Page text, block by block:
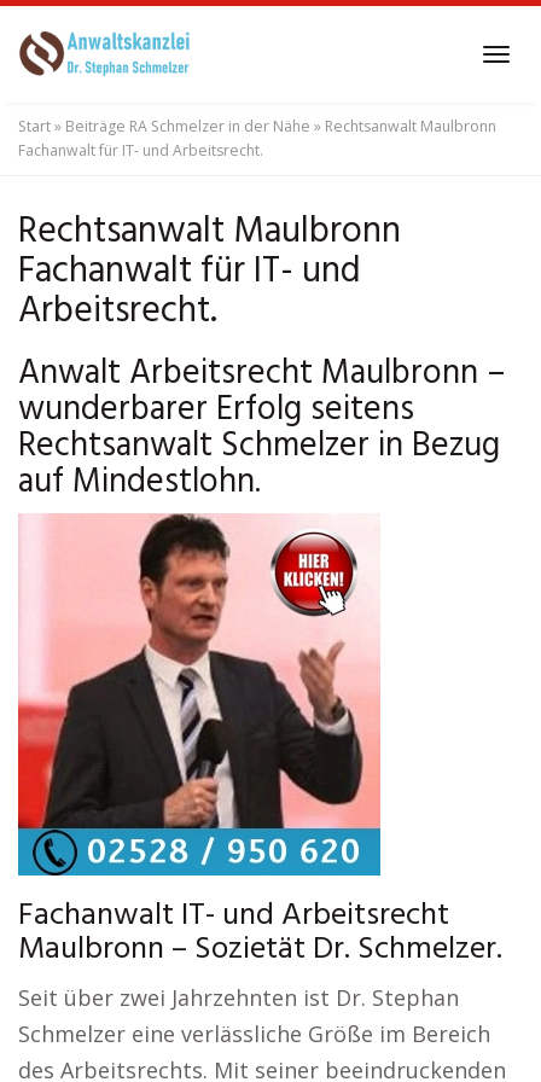
to
content
Start» Beiträge RA Schmelzer in der Nähe » Rechtsanwalt Maulbronn
Fachanwalt für IT- und Arbeitsrecht.
Rechtsanwalt Maulbronn
Fachanwalt für IT- und
Arbeitsrecht.
Anwalt Arbeitsrecht Maulbronn –
wunderbarer Erfolg seitens
Rechtsanwalt Schmelzer in Bezug
auf Mindestlohn.
Fachanwalt IT- und Arbeitsrecht
Maulbronn – Sozietät Dr. Schmelzer.
Seit über zwei Jahrzehnten ist Dr. Stephan
Schmelzer eine verlässliche Größe im Bereich
des Arbeitsrechts. Mit seiner beeindruckenden